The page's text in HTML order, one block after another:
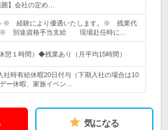
】会社の定め…
※ 経験により優遇いたします。※ 残業代
※ 別途資格手当支給 現場赴任時に…
憩１時間）◆残業あり（月平均15時間）
社時有給休暇20日付与（下期入社の場合は10
ー休暇、家族イベン…
気になる